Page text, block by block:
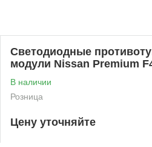
Светодиодные
модули Nissan Premium
В наличии
Розница
Цену уточняйте